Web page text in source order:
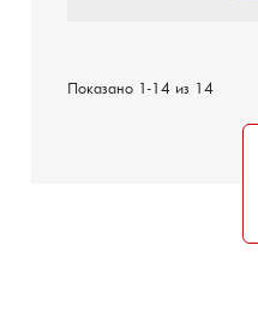
Показано 1-14 из 14